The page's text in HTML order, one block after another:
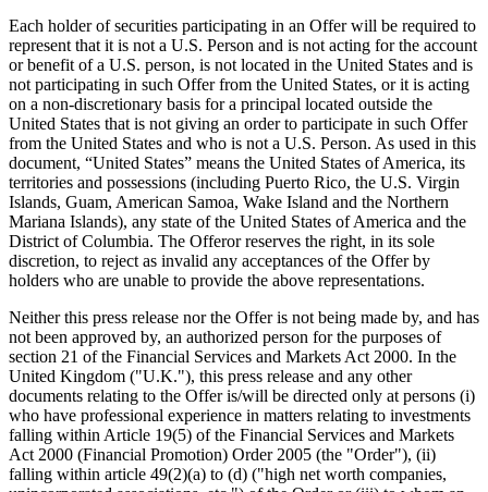
Each holder of securities participating in an Offer will be required to
represent that it is not a U.S. Person and is not acting for the account
or benefit of a U.S. person, is not located in the United States and is
not participating in such Offer from the United States, or it is acting
on a non-discretionary basis for a principal located outside the
United States that is not giving an order to participate in such Offer
from the United States and who is not a U.S. Person. As used in this
document, “United States” means the United States of America, its
territories and possessions (including Puerto Rico, the U.S. Virgin
Islands, Guam, American Samoa, Wake Island and the Northern
Mariana Islands), any state of the United States of America and the
District of Columbia. The Offeror reserves the right, in its sole
discretion, to reject as invalid any acceptances of the Offer by
holders who are unable to provide the above representations.
Neither this press release nor the Offer is not being made by, and has
not been approved by, an authorized person for the purposes of
section 21 of the Financial Services and Markets Act 2000. In the
United Kingdom ("U.K."), this press release and any other
documents relating to the Offer is/will be directed only at persons (i)
who have professional experience in matters relating to investments
falling within Article 19(5) of the Financial Services and Markets
Act 2000 (Financial Promotion) Order 2005 (the "Order"), (ii)
falling within article 49(2)(a) to (d) ("high net worth companies,